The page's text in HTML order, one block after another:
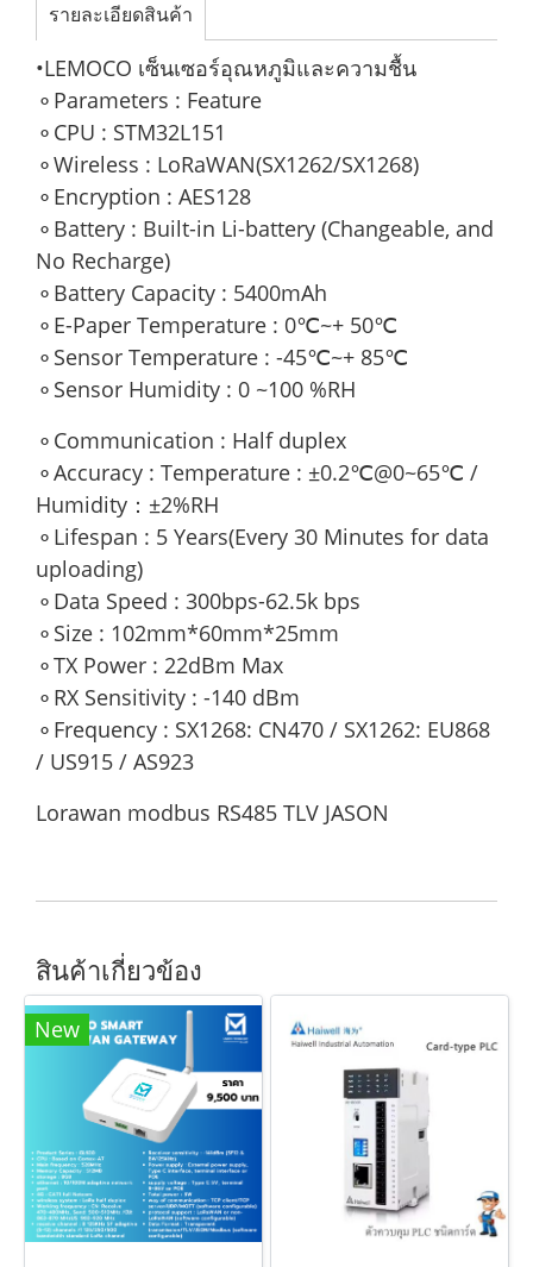
รายละเอียดสินค้า
•LEMOCO เซ็นเซอร์อุณหภูมิและความชื้น
⚬Parameters : Feature
⚬CPU : STM32L151
⚬Wireless : LoRaWAN(SX1262/SX1268)
⚬Encryption : AES128
⚬Battery : Built-in Li-battery (Changeable, and
No Recharge)
⚬Battery Capacity : 5400mAh
⚬E-Paper Temperature : 0℃~+ 50℃
⚬Sensor Temperature : -45℃~+ 85℃
⚬Sensor Humidity : 0 ~100 %RH
⚬Communication : Half duplex
⚬Accuracy : Temperature : ±0.2℃@0~65℃ /
Humidity：±2%RH
⚬Lifespan : 5 Years(Every 30 Minutes for data
uploading)
⚬Data Speed : 300bps-62.5k bps
⚬Size : 102mm*60mm*25mm
⚬TX Power : 22dBm Max
⚬RX Sensitivity : -140 dBm
⚬Frequency : SX1268: CN470 / SX1262: EU868
/ US915 / AS923
Lorawan modbus RS485 TLV JASON
สินค้าเกี่ยวข้อง
New